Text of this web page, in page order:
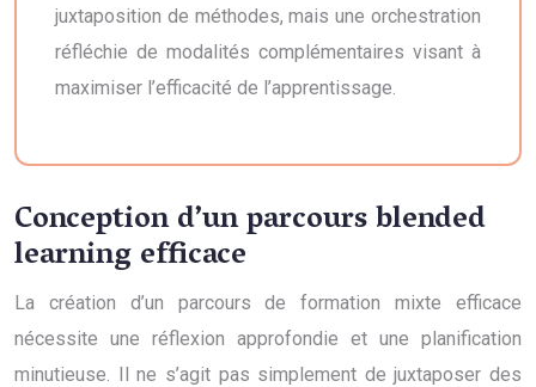
juxtaposition de méthodes, mais une orchestration
réfléchie de modalités complémentaires visant à
maximiser l’efficacité de l’apprentissage.
Conception d’un parcours blended
learning efficace
La création d’un parcours de formation mixte efficace
nécessite une réflexion approfondie et une planification
minutieuse. Il ne s’agit pas simplement de juxtaposer des